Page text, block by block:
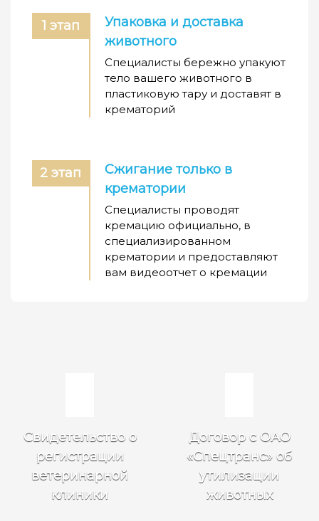
1 этап
Упаковка и доставка
животного
Специалисты бережно упакуют
тело вашего животного в
пластиковую тару и доставят в
крематорий
2 этап
Сжигание только в
крематории
Специалисты проводят
кремацию официально, в
специализированном
крематории и предоставляют
вам видеоотчет о кремации
Свидетельство о
регистрации
ветеринарной
клиники
Договор с ОАО
«Спецтранс» об
утилизации
животных